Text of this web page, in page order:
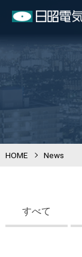
HOME >
News
すべて